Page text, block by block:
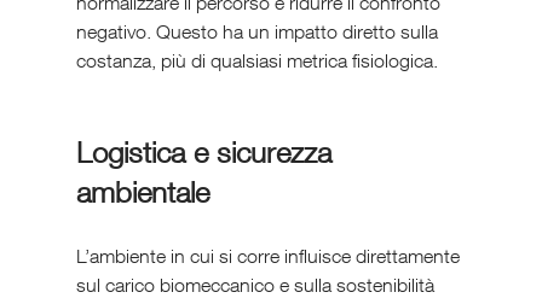
negativo. Questo ha un impatto diretto sulla
costanza, più di qualsiasi metrica fisiologica.
Logistica e sicurezza
ambientale
L’ambiente in cui si corre influisce direttamente
sul carico biomeccanico e sulla sostenibilità